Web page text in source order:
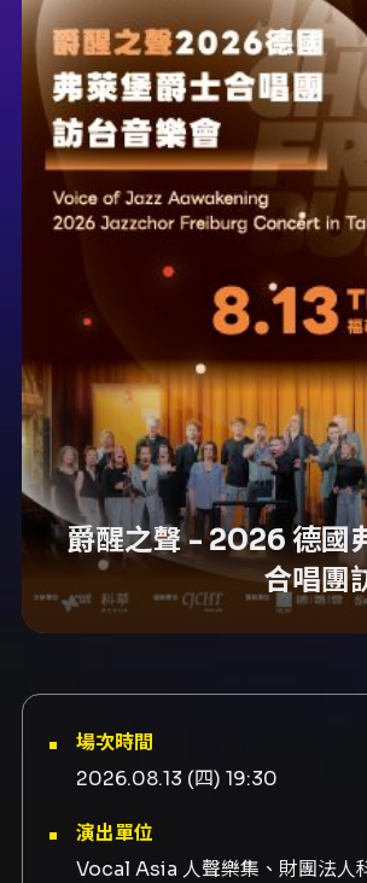
爵醒之聲 - 2026 德國
合唱團
場次時間
2026.08.13 (四) 19:30
演出單位
Vocal Asia 人聲樂集、財團法人